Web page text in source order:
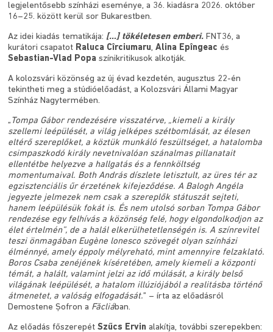
legjelentősebb színházi eseménye, a 36. kiadásra 2026. október
16–25. között kerül sor Bukarestben.
Az idei kiadás tematikája: […] tökéletesen emberi. FNT36, a
kurátori csapatot Raluca Cîrciumaru,Alina Epîngeac és
Sebastian-Vlad Popa színikritikusok alkotják.
A kolozsvári közönség az új évad kezdetén, augusztus 22-én
tekintheti meg a stúdióelőadást, a Kolozsvári Állami Magyar
Színház Nagytermében.
„ Tompa Gábor rendezésére visszatérve, „kiemeli a király
szellemi leépülését, a világ jelképes szétbomlását, az élesen
eltérő szereplőket, a köztük munkáló feszültséget, a hatalomba
csimpaszkodó király nevetnivalóan szánalmas pillanatait
ellentétbe helyezve a hallgatás és a fennköltség
momentumaival. Both András díszlete letisztult, az üres tér az
egzisztenciális űr érzetének kifejeződése. A Balogh Angéla
jegyezte jelmezek nem csak a szereplők státuszát sejteti,
hanem leépülésük fokát is. És nem utolsó sorban Tompa Gábor
rendezése egy felhívás a közönség felé, hogy elgondolkodjon az
élet értelmén”, de a halál elkerülhetetlenségén is. A színrevitel
teszi önmagában Eugène lonesco szövegét olyan színházi
élménnyé, amely éppoly mélyreható, mint amennyire felzaklató.
Boros Csaba zenéjének kíséretében, amely kiemeli a központi
témát, a halált, valamint jelzi az idő múlását, a király belső
világának leépülését, a hatalom illúziójából a realitásba történő
átmenetet, a valóság elfogadását.” – írta az előadásról
Demostene Șofron a Făcliában.
Az előadás főszerepétSzűcs Ervin alakítja, további szerepekben: